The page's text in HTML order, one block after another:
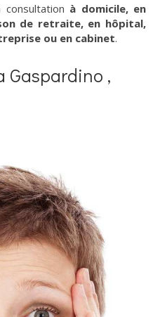
à domicile, en
de retraite, en hôpital,
ou en cabinet.
Gaspardino ,